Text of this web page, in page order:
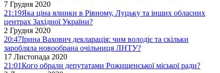
7 Грудня 2020
21:19Яка ціна ялинки в Рівному, Луцьку та інших обласних
центрах Західної України?
2 Грудня 2020
20:47Ірина Вахович декларація: чим володіє та скільки
заробляла новообрана очільниця ЛНТУ?
17 Листопада 2020
21:01Кого обрали депутатами Рожищенської міської ради?